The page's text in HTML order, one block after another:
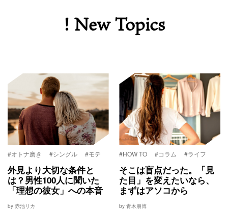
! New Topics
#オトナ磨き #シングル #モテ
外見より大切な条件と
は？男性100人に聞いた
「理想の彼女」への本音
by 赤池リカ
#HOW TO #コラム #ライフ
そこは盲点だった。「見
た目」を変えたいなら、
まずはアソコから
by 青木朋博